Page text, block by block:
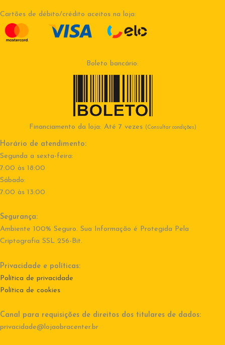
Cartões de débito/crédito aceitos na loja:
Boleto bancário:
Financiamento da loja: Até 7 vezes (Consultar condições)
Horário de atendimento:
Segunda a sexta-feira:
7:00 às 18:00
Sábado:
7:00 às 13:00
Segurança:
Ambiente 100% Seguro. Sua Informação é Protegida Pela
Criptografia SSL 256-Bit.
Privacidade e políticas:
Política de privacidade
Política de cookies
Canal para requisições de direitos dos titulares de dados:
privacidade@lojaobracenter.br